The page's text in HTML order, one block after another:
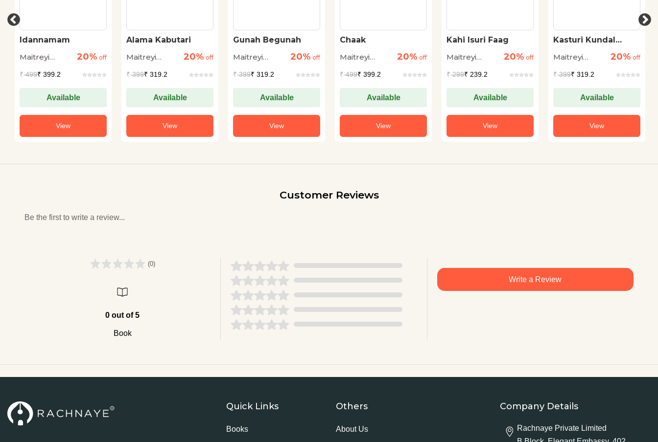
Idannamam
Maitreyi
20% off
₹499₹ 399.2
Available
View
Alama Kabutari
Maitreyi
20% off
₹399₹ 319.2
Available
View
Gunah Begunah
Maitreyi
20% off
₹399₹ 319.2
Available
View
Chaak
Maitreyi
20% off
₹499₹ 399.2
Available
View
Kahi Isuri Faag
Maitreyi
20% off
₹299₹ 239.2
Available
View
Kasturi Kundal
Maitreyi
20% off
₹399₹ 319.2
Available
View
Customer Reviews
Be the first to write a review...
(0)
0 out of 5
Book
Write a Review
Quick Links
Books
Others
About Us
Company Details
Rachnaye Private Limited